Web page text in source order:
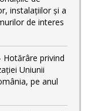
instalaţiilor şi a
de interes
Hotărâre privind
Uniunii
pe anul